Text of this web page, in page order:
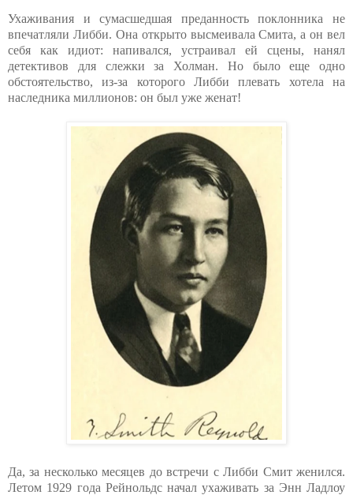
Ухаживания и сумасшедшая преданность поклонника не
впечатляли Либби. Она открыто высмеивала Смита, а он вел
себя как идиот: напивался, устраивал ей сцены, нанял
детективов для слежки за Холман. Но было еще одно
обстоятельство, из-за которого Либби плевать хотела на
наследника миллионов: он был уже женат!
Да, за несколько месяцев до встречи с Либби Смит женился.
Летом 1929 года Рейнольдс начал ухаживать за Энн Ладлоу